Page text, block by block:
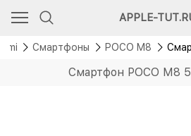
APPLE-
Смартфоны POCO M8
Смартфон POCO M8